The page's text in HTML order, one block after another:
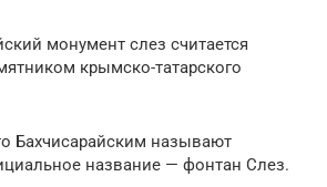
монумент слез считается
крымско-татарского
Бахчисарайским называют
название — фонтан Слез.